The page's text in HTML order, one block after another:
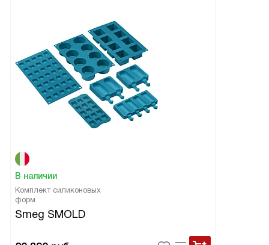
В наличии
Комплект силиконовых
форм
Smeg SMOLD